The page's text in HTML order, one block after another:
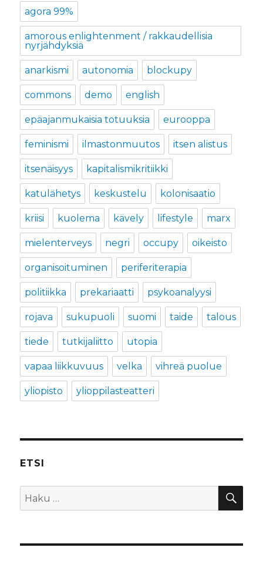
agora 99%
amorous enlightenment / rakkaudellisia
nyrjähdyksiä
anarkismi autonomia blockupy
commons demo english
epäajanmukaisia totuuksia eurooppa
feminismi ilmastonmuutos itsen alistus
itsenäisyys kapitalismikritiikki
katulähetys keskustelu kolonisaatio
kriisi kuolema kävely lifestyle marx
mielenterveys negri occupy oikeisto
organisoituminen periferiterapia
politiikka prekariaatti psykoanalyysi
rojava sukupuoli suomi taide talous
tiede tutkijaliitto utopia
vapaa liikkuvuus velka vihreä puolue
yliopisto ylioppilasteatteri
ETSI
Etsi: